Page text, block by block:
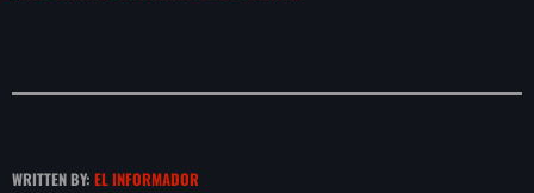
WRITTEN BY: EL INFORMADOR